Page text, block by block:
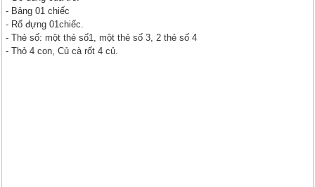
- Bảng 01 chiếc
- Rổ đựng 01chiếc.
- Thẻ số: một thẻ số1, một thẻ số 3, 2 thẻ số 4
- Thỏ 4 con, Củ cà rốt 4 củ.